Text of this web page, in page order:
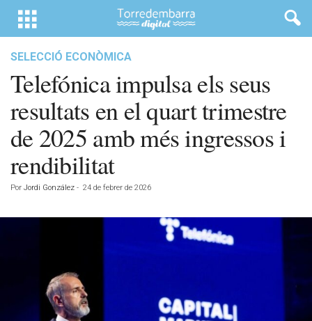
SELECCIÓ ECONÒMICA
Telefónica impulsa els seus
resultats en el quart trimestre
de 2025 amb més ingressos i
rendibilitat
Por Jordi González - 24 de febrer de 2026